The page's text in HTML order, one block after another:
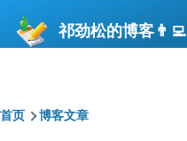
祁劲松的博客👨‍💻
面
首页 博客文章